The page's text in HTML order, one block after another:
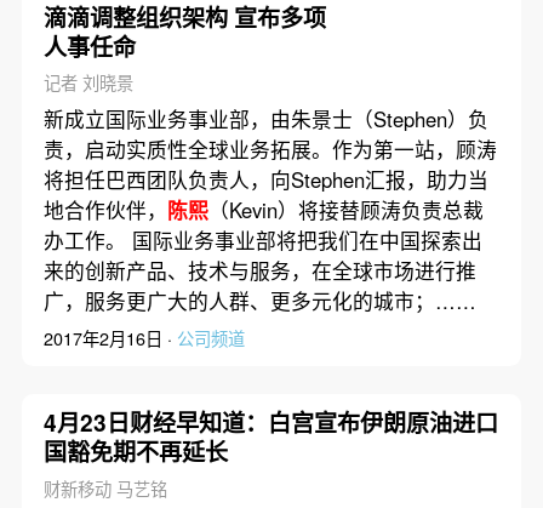
滴滴调整组织架构 宣布多项
人事任命
记者 刘晓景
新成立国际业务事业部，由朱景士（Stephen）负
责，启动实质性全球业务拓展。作为第一站，顾涛
将担任巴西团队负责人，向Stephen汇报，助力当
地合作伙伴， 陈熙（Kevin）将接替顾涛负责总裁
办工作。 国际业务事业部将把我们在中国探索出
来的创新产品、技术与服务，在全球市场进行推
广，服务更广大的人群、更多元化的城市；……
2017年2月16日 · 公司频道
4月23日财经早知道：白宫宣布伊朗原油进口
国豁免期不再延长
财新移动 马艺铭